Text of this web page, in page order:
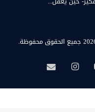
‫YouTubeانستقرامبريد
همسة